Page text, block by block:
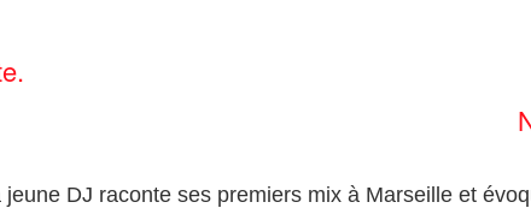
DJ raconte ses premiers mix à Marseille et